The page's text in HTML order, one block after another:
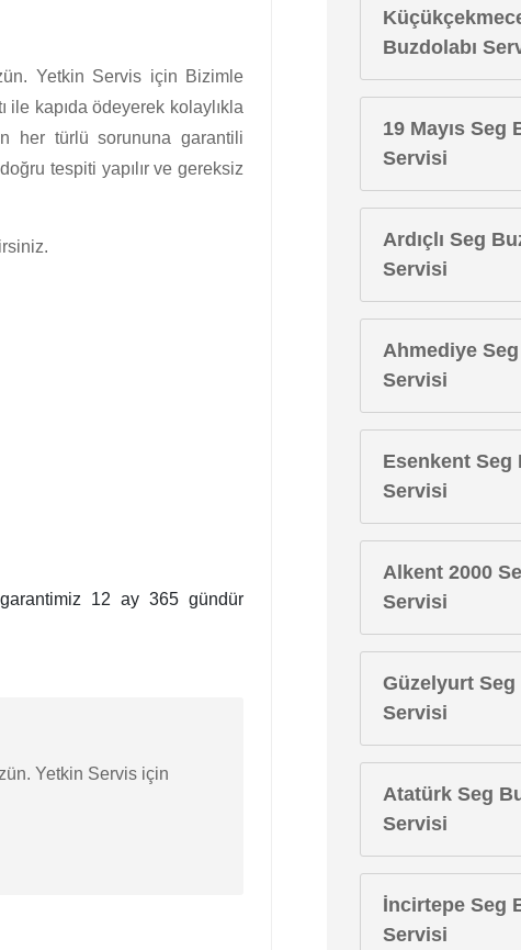
Yetkin Servis için Bizimle
ile kapıda ödeyerek kolaylıkla
her türlü sorununa garantili
tespiti yapılır ve gereksiz
12 ay 365 gündür
Yetkin Servis için
Buzdolabı
19 Mayıs Seg
Servisi
Ardıçlı Seg
Servisi
Ahmediye
Servisi
Esenkent Seg
Servisi
Alkent 2000
Servisi
Güzelyurt Seg
Servisi
Atatürk Seg
Servisi
İncirtepe Seg
Servisi